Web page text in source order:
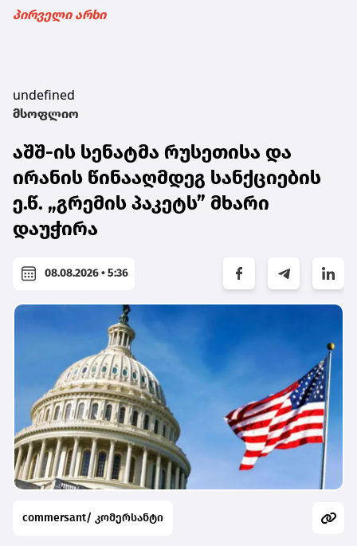
პირველი არხი
undefined
მსოფლიო
აშშ-ის სენატმა რუსეთისა და
ირანის წინააღმდეგ სანქციების
ე.წ. „გრემის პაკეტს” მხარი
დაუჭირა
08.08.2026 • 5:36
commersant/ კომერსანტი